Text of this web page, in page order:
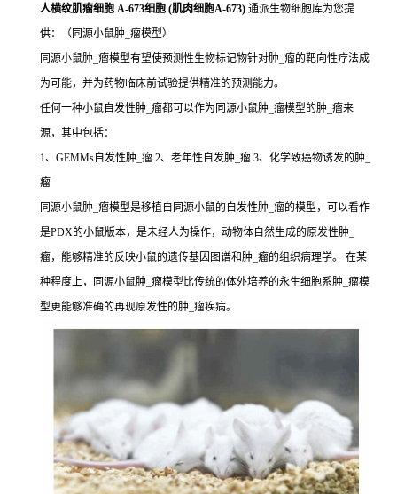
人横纹肌瘤细胞 A-673细胞 (肌肉细胞A-673) 通派生物细胞库为您提
供：（同源小鼠肿_瘤模型）
同源小鼠肿_瘤模型有望使预测性生物标记物针对肿_瘤的靶向性疗法成
为可能，并为药物临床前试验提供精准的预测能力。
任何一种小鼠自发性肿_瘤都可以作为同源小鼠肿_瘤模型的肿_瘤来
源，其中包括：
1、GEMMs自发性肿_瘤 2、老年性自发肿_瘤 3、化学致癌物诱发的肿_
瘤
同源小鼠肿_瘤模型是移植自同源小鼠的自发性肿_瘤的模型，可以看作
是PDX的小鼠版本，是未经人为操作，动物体自然生成的原发性肿_
瘤，能够精准的反映小鼠的遗传基因图谱和肿_瘤的组织病理学。 在某
种程度上，同源小鼠肿_瘤模型比传统的体外培养的永生细胞系肿_瘤模
型更能够准确的再现原发性的肿_瘤疾病。